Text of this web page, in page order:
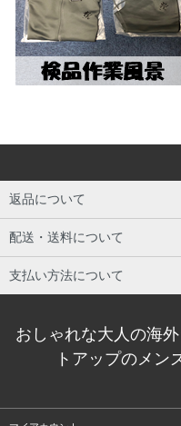
返品について
配送・送料について
支払い方法について
おしゃれな大人の海
トアップのメン